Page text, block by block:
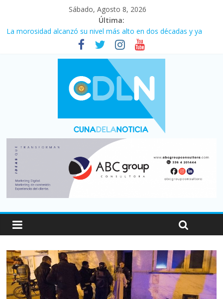
Sábado, Agosto 8, 2026
Última:
La morosidad alcanzó su nivel más alto en dos décadas y ya
afecta a 400 mil deudores en Santa Fe
Desde que asumió Milei cerraron 41.000 kioscos: el sector
Vacaciones de invierno con más movimiento y consumo
turístico: 4,6 millones de personas viajaron por el país, un 5,9%
Fuerte caída de la venta de autos usados en julio: bajó un 12,6%
Central venció 1 a 0 al River de Coudet en el Monumental